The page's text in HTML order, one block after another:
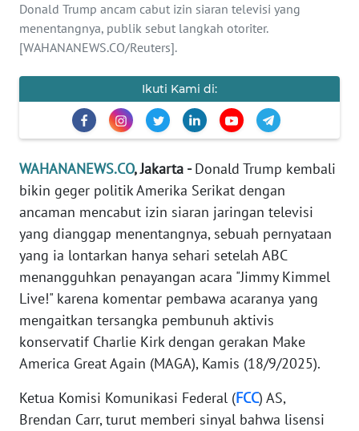
Donald Trump ancam cabut izin siaran televisi yang
menentangnya, publik sebut langkah otoriter.
[WAHANANEWS.CO/Reuters].
Ikuti Kami di:
WAHANANEWS.CO, Jakarta -Donald Trump kembali
bikin geger politik Amerika Serikat dengan
ancaman mencabut izin siaran jaringan televisi
yang dianggap menentangnya, sebuah pernyataan
yang ia lontarkan hanya sehari setelah ABC
menangguhkan penayangan acara "Jimmy Kimmel
Live!" karena komentar pembawa acaranya yang
mengaitkan tersangka pembunuh aktivis
konservatif Charlie Kirk dengan gerakan Make
America Great Again (MAGA), Kamis (18/9/2025).
Ketua Komisi Komunikasi Federal (FCC) AS,
Brendan Carr, turut memberi sinyal bahwa lisensi
PENDIDIKAN
OLAHRAGA
OPINI
Informasi
INDEKS
BERITA
KONTAK
KAMI
INFO
IKLAN
TENTANG
KAMI